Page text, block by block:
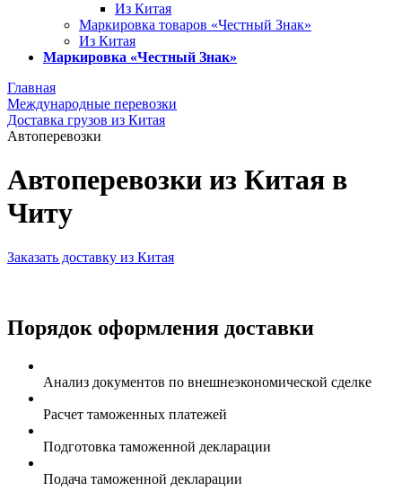
Из Китая
Маркировка товаров «Честный Знак»
Из Китая
Маркировка «Честный Знак»
Главная
Международные перевозки
Доставка грузов из Китая
Автоперевозки
Автоперевозки из Китая в
Читу
Заказать доставку из Китая
Порядок оформления доставки
Анализ документов по внешнеэкономической сделке
Расчет таможенных платежей
Подготовка таможенной декларации
Подача таможенной декларации